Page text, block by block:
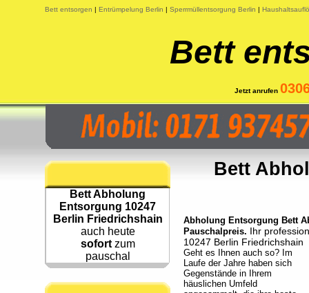
Bett entsorgen | Entrümpelung Berlin | Sperrmüllentsorgung Berlin |
Bett
Jetzt anrufen
Bett Abholung
Entsorgung 10247
Berlin Friedrichshain
auch heute
sofortzum
pauschal
Bett
Abholung Entsorgung Bett
Pauschalpreis. Ihr
10247 Berlin Friedrichshain
Geht es Ihnen auch so? Im
Laufe der Jahre haben sich
Gegenstände in Ihrem
häuslichen Umfeld